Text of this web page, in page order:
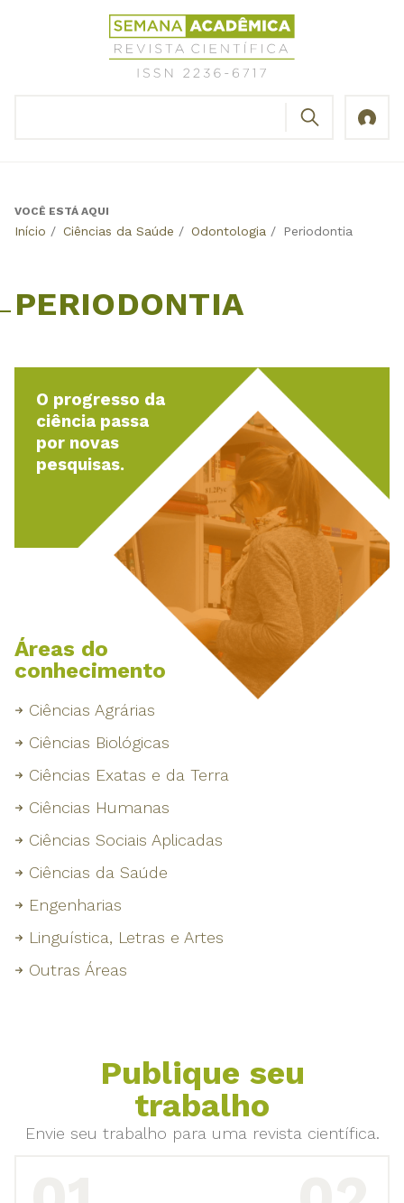
Revista
Científica
Semana
Back
VOCÊ ESTÁ AQUI
Início / Ciências da Saúde / Odontologia / Periodontia
PERIODONTIA
O progresso da
ciência passa
por novas
pesquisas.
Áreas do
conhecimento
Ciências Agrárias
Ciências Biológicas
Ciências Exatas e da Terra
Ciências Humanas
Ciências Sociais Aplicadas
Ciências da Saúde
Engenharias
Linguística, Letras e Artes
Outras Áreas
Publique seu
trabalho
Envie seu trabalho para uma revista científica.